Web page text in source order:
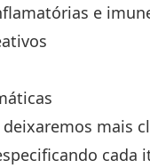
e
mais
cada